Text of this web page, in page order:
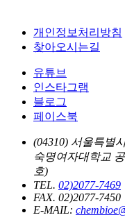
개인정보처리방침
찾아오시는길
유튜브
인스타그램
블로그
페이스북
(04310) 서울특별
숙명여자대학교
호)
TEL. 02)2077-7469
FAX. 02)2077-7450
E-MAIL: